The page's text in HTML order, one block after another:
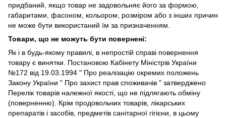
придбаний, якщо товар не задовольняє його за формою,
габаритами, фасоном, кольором, розміром або з інших причин
не може бути використаний їм за призначенням.
Товари, що не можуть бути повернені:
Як і в будь-якому правилі, в непростій справі повернення
товару є винятки. Постановою Кабінету Міністрів України
№172 від 19.03.1994 " Про реалізацію окремих положень
Закону України " Про захист прав споживачів " затверджено
Перелік товарів належної якості, що не підлягають обміну
(поверненню). Крім продовольчих товарів, лікарських
препаратів і засобів, предметів санітарної гігієни, в цьому